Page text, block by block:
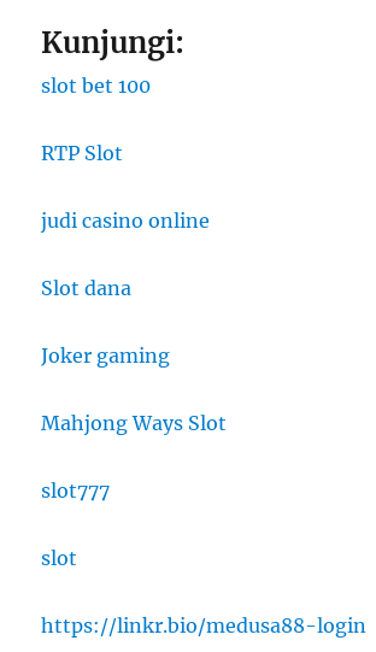
Kunjungi:
slot bet 100
RTP Slot
judi casino online
Slot dana
Joker gaming
Mahjong Ways Slot
slot777
slot
https://linkr.bio/medusa88-login